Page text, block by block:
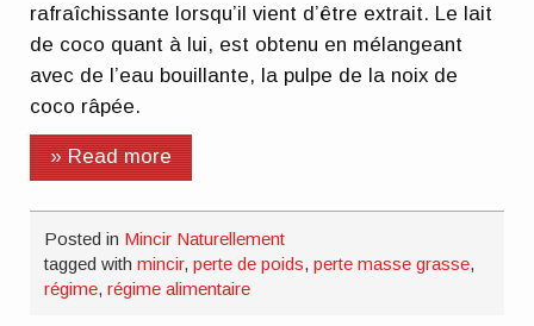
rafraîchissante lorsqu’il vient d’être extrait. Le lait
de coco quant à lui, est obtenu en mélangeant
avec de l’eau bouillante, la pulpe de la noix de
coco râpée.
» Read more
Posted in Mincir Naturellement
tagged withmincir,perte de poids,perte masse grasse,
régime,régime alimentaire